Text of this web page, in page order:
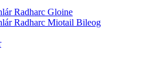
Radharc Gloine
Radharc Miotail Bileog